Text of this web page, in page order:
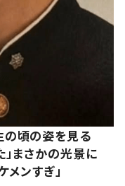
頃の姿を見る
まさかの光景に
メンすぎ」